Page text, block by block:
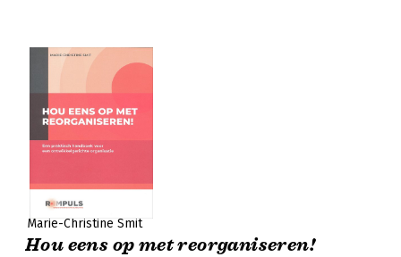
Marie-Christine Smit
Hou eens op met reorganiseren!